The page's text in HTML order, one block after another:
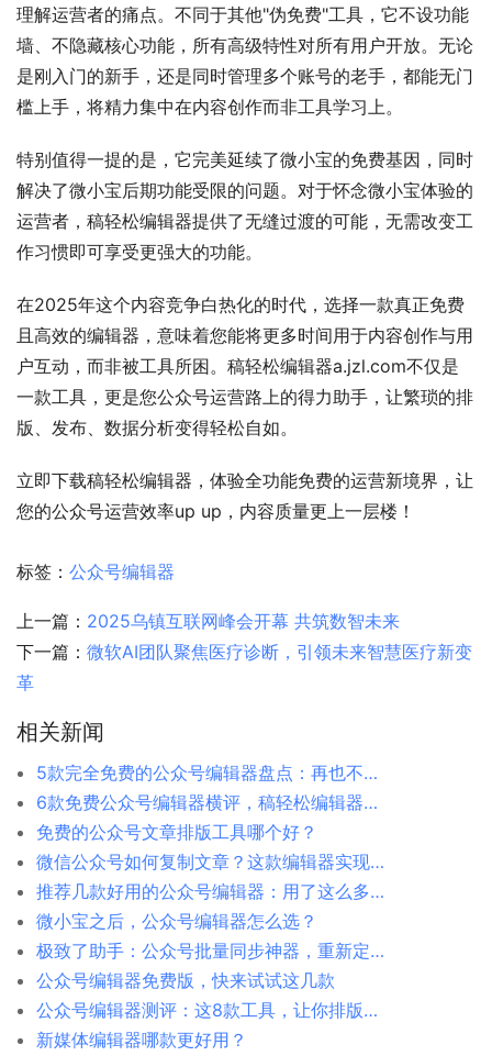
理解运营者的痛点。不同于其他"伪免费"工具，它不设功能
墙、不隐藏核心功能，所有高级特性对所有用户开放。无论
是刚入门的新手，还是同时管理多个账号的老手，都能无门
槛上手，将精力集中在内容创作而非工具学习上。
特别值得一提的是，它完美延续了微小宝的免费基因，同时
解决了微小宝后期功能受限的问题。对于怀念微小宝体验的
运营者，稿轻松编辑器提供了无缝过渡的可能，无需改变工
作习惯即可享受更强大的功能。
在2025年这个内容竞争白热化的时代，选择一款真正免费
且高效的编辑器，意味着您能将更多时间用于内容创作与用
户互动，而非被工具所困。稿轻松编辑器a.jzl.com不仅是
一款工具，更是您公众号运营路上的得力助手，让繁琐的排
版、发布、数据分析变得轻松自如。
立即下载稿轻松编辑器，体验全功能免费的运营新境界，让
您的公众号运营效率up up，内容质量更上一层楼！
标签： 公众号编辑器
上一篇： 2025乌镇互联网峰会开幕 共筑数智未来
下一篇： 微软AI团队聚焦医疗诊断，引领未来智慧医疗新变
革
相关新闻
5款完全免费的公众号编辑器盘点：再也不用担心收费套路
6款免费公众号编辑器横评，稿轻松编辑器脱颖而出
免费的公众号文章排版工具哪个好？
微信公众号如何复制文章？这款编辑器实现批量导入
推荐几款好用的公众号编辑器：用了这么多年，这几款是我愿意留下的
微小宝之后，公众号编辑器怎么选？
极致了助手：公众号批量同步神器，重新定义多账号运营效率
公众号编辑器免费版，快来试试这几款
公众号编辑器测评：这8款工具，让你排版效率翻倍
新媒体编辑器哪款更好用？